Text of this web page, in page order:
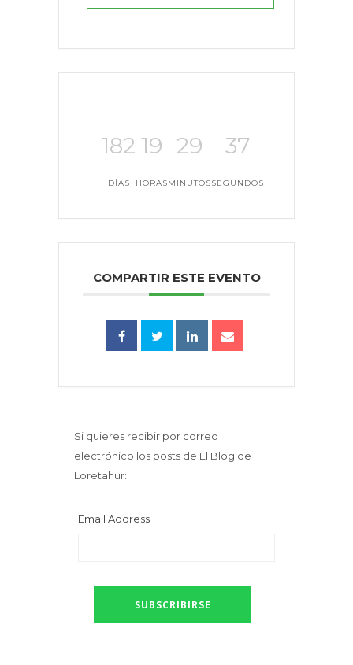
182
DÍAS
19
HORAS
29
MINUTOS
37
SEGUNDOS
COMPARTIR ESTE EVENTO
Si quieres recibir por correo
electrónico los posts de El Blog de
Loretahur:
Email Address